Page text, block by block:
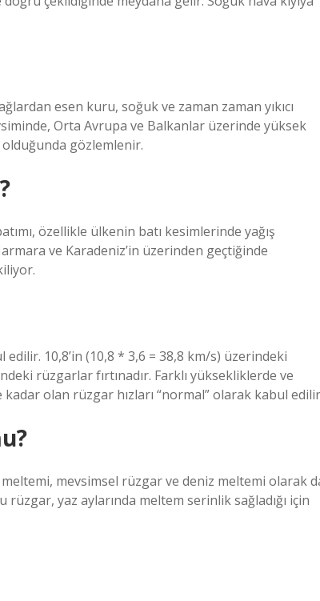
esen kuru, soğuk ve zaman zaman yıkıcı
Orta Avrupa ve Balkanlar üzerinde yüksek
olduğunda gözlemlenir.
özellikle ülkenin batı kesimlerinde yağış
ve Karadeniz’in üzerinden geçtiğinde
10,8’in (10,8 * 3,6 = 38,8 km/s) üzerindeki
rüzgarlar fırtınadır. Farklı yüksekliklerde ve
olan rüzgar hızları “normal” olarak kabul
mevsimsel rüzgar ve deniz meltemi olarak
rüzgar, yaz aylarında meltem serinlik sağladığı için